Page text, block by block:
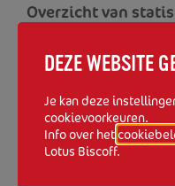
Overzicht van
We gebruiken
verzamelen over
website. Ze
en laadtijden van
DEZE WEBSITE
Je kan deze
cookievoorkeuren.
Info over het
Lotus Biscoff.